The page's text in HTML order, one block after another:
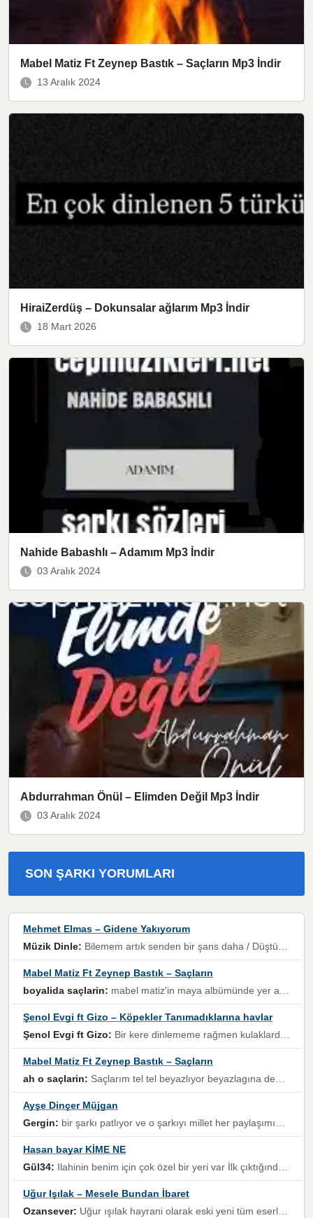
Mabel Matiz Ft Zeynep Bastık – Saçların Mp3 İndir
13 Aralık 2024
HiraiZerdüş – Dokunsalar ağlarım Mp3 İndir
18 Mart 2026
Nahide Babashlı – Adamım Mp3 İndir
03 Aralık 2024
Abdurrahman Önül – Elimden Değil Mp3 İndir
03 Aralık 2024
SON ŞARKI YORUMLARI
Mehmet Elmas – Gidene Yakıyorum
Müzik Dinle: Bilemem artık senden bir şans daha / Düştüğün zaman ben olmayacağım yanında” dizeleri, artık geçmişin tekrarına izin verilmeyeceğini, kişisel sınırların çizildiğini gösteriyor.
Mabel Matiz Ft Zeynep Bastık – Saçların
boyalida saçlarin: mabel matiz'in maya albümünde yer alan güzellerden. parça da şarkı hani! müzikal altyapısına vurulduğum, sözlerinde kaybolduğum bir parça olmuş.
Şenol Evgi ft Gizo – Köpekler Tanımadıklarına havlar
Şenol Evgi ft Gizo: Bir kere dinlememe rağmen kulaklardan gitmiyor sen sen sen sen kurban ol sen sen sen sen hayran ol yükses ses müzik dinleme sebebisiniz canlar bomba gibi patladınız maşallah
Mabel Matiz Ft Zeynep Bastık – Saçların
ah o saçlarin: Saçlarım tel tel beyazlıyor beyazlagına degil yanımda sen yoksun ona üzülüyorum günler bir bir geçiyor geçen günlere değil sensiz geçen günlere darılıyorum,Dinledikce asla kavusamayacagim ama asla unutamicagim sevdiğim adam için yanar içim
Ayşe Dinçer Müjgan
Gergin: bir şarkı patlıyor ve o şarkıyı millet her paylaşımın altına koyuyor ve öyle bir durum hal alıyor ki şarkıyı dinlemeden şarkıdan bikıyorsun Ama bu enteresan bir şekilde dillere dolanıyor millet olarak seviyoruz dertlerle boğuşurken bir yandan da göbek atmayi))) diyeceklerim bu kadar güzel hoş bir sayfa emeğinize sağlık arkadaşlar kolay gelsin
Hasan bayar KİME NE
Gül34: Ilahinin benim için çok özel bir yeri var İlk çıktığında komşum ne kadar yüksek sesle dinliyorsa orada duymuştum ve YouTube'dan aratıp Bu ilahiyi bulmuştum ve sonra müdavimi oldum günlük Ben de 3-5 kere dinleyip ezberleyip artık ilahiye bende eşlik ediyorum yüksek sesle Allah razı olsun hizmet nimettir Rabbim sizin zahmetlerinize de hayırlı nimetler versin Selam ve dua ile Allah'a emanet olun
Uğur Işılak – Mesele Bundan İbaret
Ozansever: Uğur ışılak hayrani olarak eski yeni tüm eserlerini keyifle huzurla dinleyenlerden birisiyim, emeğine saygı duyan gönül veren bunu en güzel şekilde sevenlerine ulaştıran siz değerli sayfa yöneticilerine de teşekkür ederim